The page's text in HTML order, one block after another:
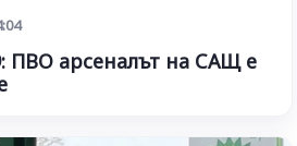
ПВО арсеналът на САЩ е